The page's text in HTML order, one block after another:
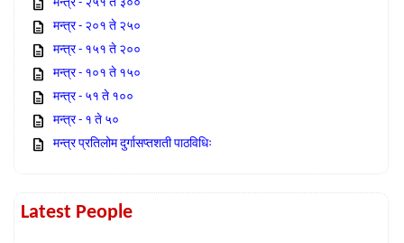
मन्त्र - २५१ ते ३००
मन्त्र - २०१ ते २५०
मन्त्र - १५१ ते २००
मन्त्र - १०१ ते १५०
मन्त्र - ५१ ते १००
मन्त्र - १ ते ५०
मन्त्र प्रतिलोम दुर्गासप्तशती पाठविधिः
Latest People